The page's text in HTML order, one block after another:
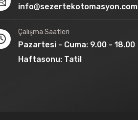
info@sezertekotomasyon.com
Çalışma Saatleri
Pazartesi - Cuma: 9.00 - 18.00
Haftasonu: Tatil